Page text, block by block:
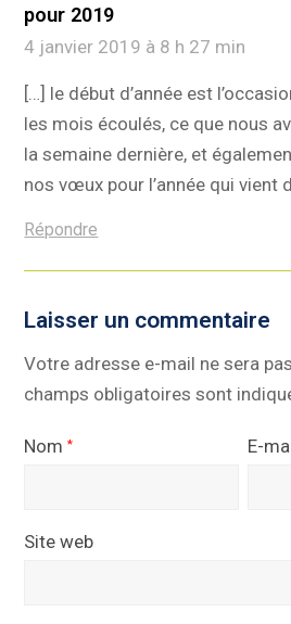
pour 2019
4 janvier 2019 à 8 h 27 min
[…] le début d’année est
les mois écoulés, ce que nous
la semaine dernière, et
nos vœux pour l’année qui vient
Répondre
Laisser un commentaire
Votre adresse e-mail ne sera
champs obligatoires sont
Nom* E-
Site web